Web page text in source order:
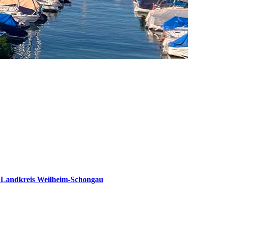
Landkreis Weilheim-Schongau